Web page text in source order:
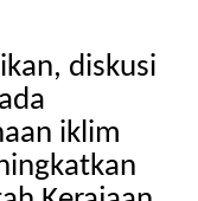
diskusi
iklim